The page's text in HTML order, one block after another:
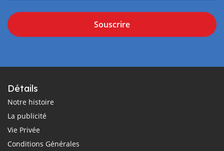
Souscrire
Détails
Notre histoire
La publicité
Vie Privée
Conditions Générales